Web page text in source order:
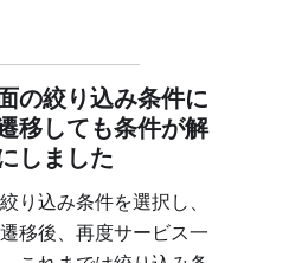
の絞り込み条件に
移しても条件が解
しました
り込み条件を選択し、
移後、再度サービス一